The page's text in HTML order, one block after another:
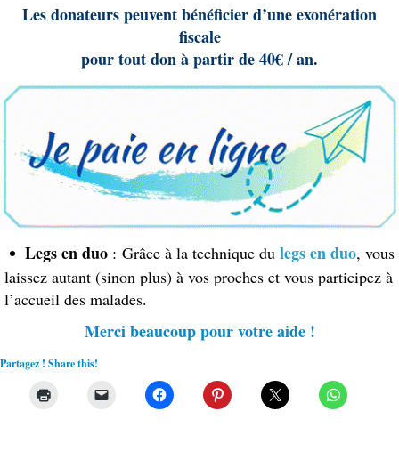
Les donateurs peuvent bénéficier d’une exonération
fiscale
pour tout don à partir de 40€ / an.
Legs en duo : Grâce à la technique du legs en duo, vous
laissez autant (sinon plus) à vos proches et vous participez à
l’accueil des malades.
Merci beaucoup pour votre aide !
Partagez ! Share this!